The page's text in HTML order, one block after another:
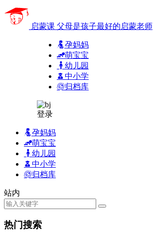
启蒙课 父母是孩子最好的启蒙老师
孕妈妈
萌宝宝
幼儿园
中小学
归档库
登录
孕妈妈
萌宝宝
幼儿园
中小学
归档库
站内
热门搜索